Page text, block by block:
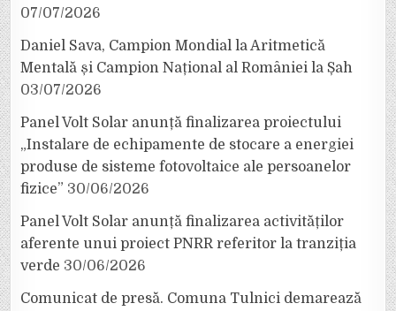
07/07/2026
Daniel Sava, Campion Mondial la Aritmetică
Mentală și Campion Național al României la Șah
03/07/2026
Panel Volt Solar anunță finalizarea proiectului
„Instalare de echipamente de stocare a energiei
produse de sisteme fotovoltaice ale persoanelor
fizice” 30/06/2026
Panel Volt Solar anunță finalizarea activităților
aferente unui proiect PNRR referitor la tranziția
verde 30/06/2026
Comunicat de presă. Comuna Tulnici demarează